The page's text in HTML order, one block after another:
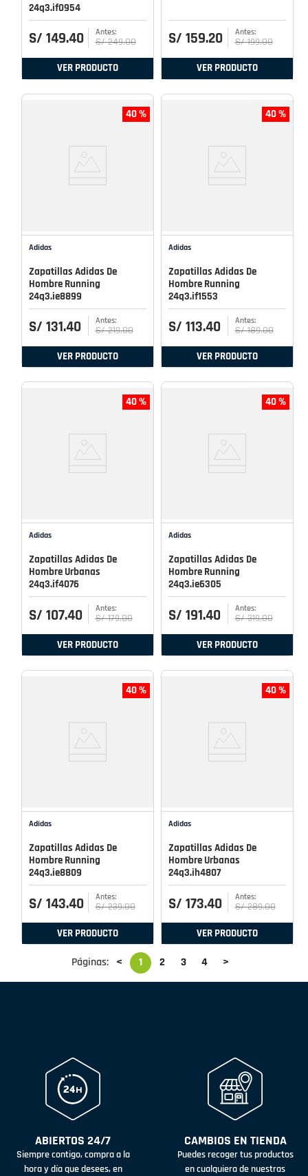
24q3.if0954
S/ 149.40 S/ 249.00
VER PRODUCTO
S/ 159.20 S/ 199.00
VER PRODUCTO
40 %
Adidas
Zapatillas Adidas De
Hombre Running
24q3.ie8899
S/ 131.40 S/ 219.00
VER PRODUCTO
40 %
Adidas
Zapatillas Adidas De
Hombre Running
24q3.if1553
S/ 113.40 S/ 189.00
VER PRODUCTO
40 %
Adidas
Zapatillas Adidas De
Hombre Urbanas
24q3.if4076
S/ 107.40 S/ 179.00
VER PRODUCTO
40 %
Adidas
Zapatillas Adidas De
Hombre Running
24q3.ie6305
S/ 191.40 S/ 319.00
VER PRODUCTO
40 %
Adidas
Zapatillas Adidas De
Hombre Running
24q3.ie8809
S/ 143.40 S/ 239.00
VER PRODUCTO
40 %
Adidas
Zapatillas Adidas De
Hombre Urbanas
24q3.ih4807
S/ 173.40 S/ 289.00
VER PRODUCTO
Páginas: < 1 2 3 4 >
ABIERTOS 24/7
Siempre contigo, compra a la
hora y día que desees, en
CAMBIOS EN TIENDA
Puedes recoger tus productos
en cualquiera de nuestras